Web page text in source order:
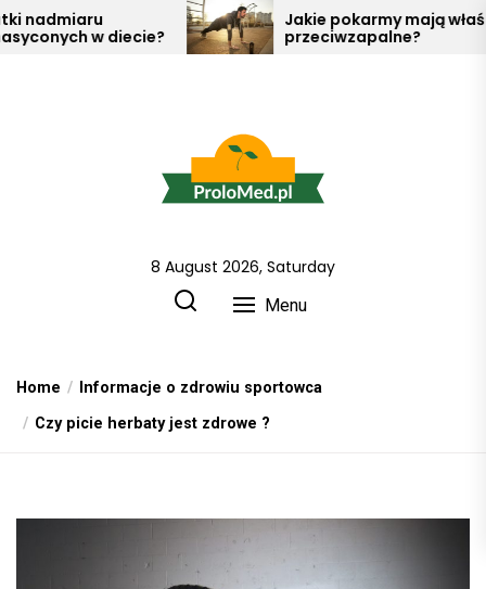
Skip
to diecie?
Jakie pokarmy mają właściwości
przeciwzapalne?
Prolo Med wszystko o zdrowiu
i metodach jak o nie dbać !
8 August 2026, Saturday
Menu
Home
Informacje o zdrowiu sportowca
Czy picie herbaty jest zdrowe ?